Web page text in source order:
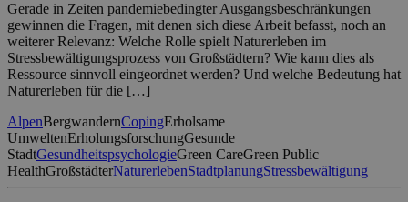
Gerade in Zeiten pandemiebedingter Ausgangsbeschränkungen
gewinnen die Fragen, mit denen sich diese Arbeit befasst, noch an
weiterer Relevanz: Welche Rolle spielt Naturerleben im
Stressbewältigungsprozess von Großstädtern? Wie kann dies als
Ressource sinnvoll eingeordnet werden? Und welche Bedeutung hat
Naturerleben für die […]
AlpenBergwandernCopingErholsame
UmweltenErholungsforschungGesunde
StadtGesundheitspsychologieGreen CareGreen Public
HealthGroßstädterNaturerlebenStadtplanungStressbewältigung